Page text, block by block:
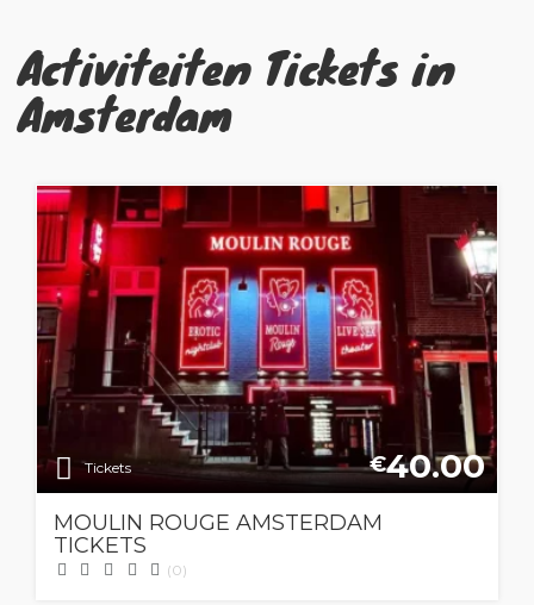
Activiteiten Tickets in
Amsterdam
Tickets €40.00
MOULIN ROUGE AMSTERDAM
TICKETS
(0)